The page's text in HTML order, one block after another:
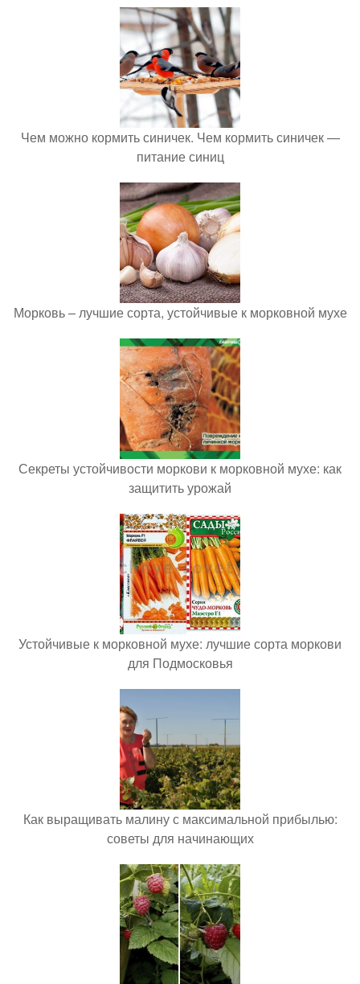
Чем можно кормить синичек. Чем кормить синичек —
питание синиц
Морковь – лучшие сорта, устойчивые к морковной мухе
Секреты устойчивости моркови к морковной мухе: как
защитить урожай
Устойчивые к морковной мухе: лучшие сорта моркови
для Подмосковья
Как выращивать малину с максимальной прибылью:
советы для начинающих